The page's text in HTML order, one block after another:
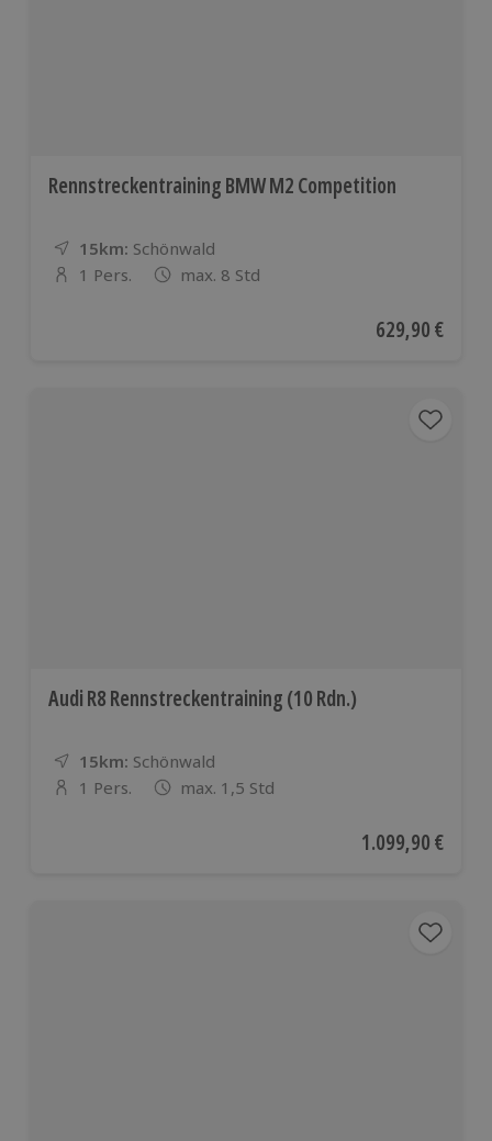
Rennstreckentraining BMW M2 Competition
15km: Entfernung
Standort
Schönwald
Anzahl der Teilnehmer
1 Pers. max. 8 Std
Aktueller Preis
629,90 €
Audi R8 Rennstreckentraining (10 Rdn.)
15km: Entfernung
Standort
Schönwald
Anzahl der Teilnehmer
1 Pers. max. 1,5 Std
Aktueller Preis
1.099,90 €